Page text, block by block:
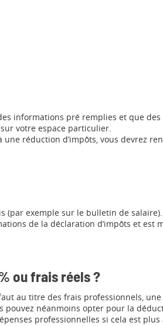
informations pré remplies et que
votre espace particulier.
réduction d’impôts, vous devrez
(par exemple sur le bulletin de
de la déclaration d’impôts et est
ou frais réels ?
au titre des frais professionnels,
pouvez néanmoins opter pour la
professionnelles si cela est